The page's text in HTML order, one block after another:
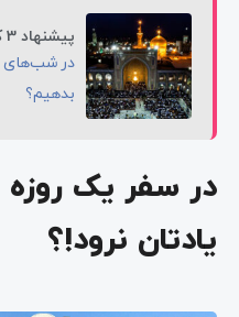
پیشنهاد 3 کلیک
در شب‌های
بدهیم؟
در سفر یک
یادتان نرود!؟